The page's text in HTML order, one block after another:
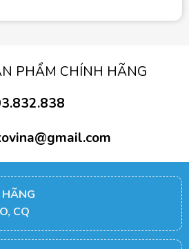
PHẨM CHÍNH HÃNG
CQ